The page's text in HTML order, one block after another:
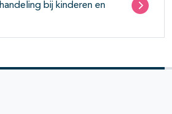
bij kinderen en